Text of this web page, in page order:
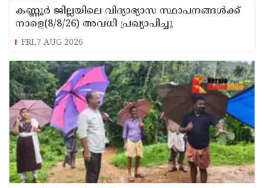
കണ്ണൂർ ജില്ലയിലെ വിദ്യാഭ്യാസ സ്ഥാപനങ്ങള്‍ക്ക്
നാളെ(8/8/26) അവധി പ്രഖ്യാപിച്ചു
FRI,7 AUG 2026